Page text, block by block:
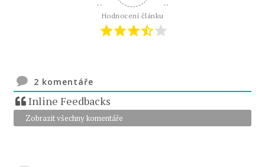
Hodnocení článku
2 komentáře
Inline Feedbacks
Zobrazit všechny komentáře